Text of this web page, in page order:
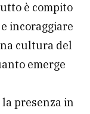
è compito
incoraggiare
cultura del
emerge
presenza in